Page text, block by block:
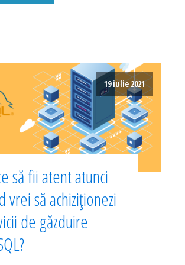
19 iulie 2021
să fii atent atunci
vrei să achiziționezi
de găzduire